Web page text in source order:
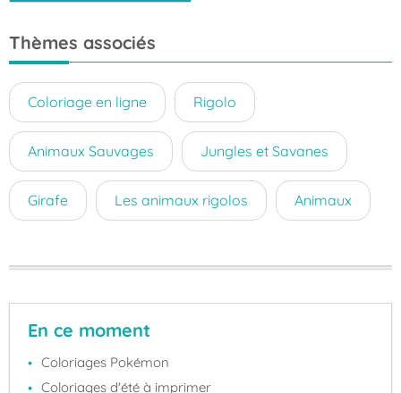
Thèmes associés
Coloriage en ligne Rigolo
Animaux Sauvages Jungles et Savanes
Girafe Les animaux rigolos Animaux
En ce moment
Coloriages Pokémon
Coloriages d'été à imprimer